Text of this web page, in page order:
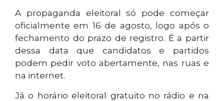
A propaganda eleitoral só pode começar
oficialmente em 16 de agosto, logo após o
fechamento do prazo de registro. É a partir
dessa data que candidatos e partidos
podem pedir voto abertamente, nas ruas e
na internet.
Já o horário eleitoral gratuito no rádio e na